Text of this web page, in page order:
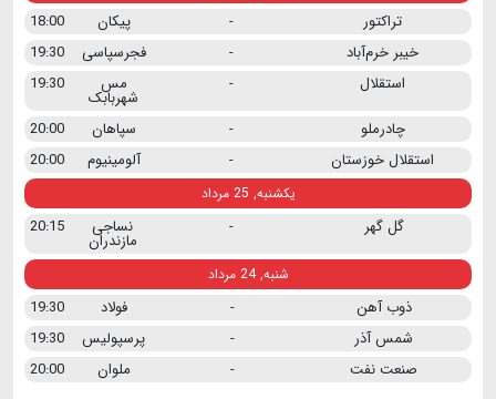
تراکتور - پیکان
18:00
خیبر خرم‌آباد
- فجرسپاسی
19:30
استقلال
- مس
شهربابک
19:30
چادرملو
- سپاهان
20:00
استقلال خوزستان
- آلومینیوم 20:00
یکشنبه, 25 مرداد
گل گهر - نساجی
مازندران
20:15
شنبه, 24 مرداد
ذوب آهن - فولاد
19:30
شمس آذر
- پرسپولیس
19:30
صنعت نفت
- ملوان 20:00